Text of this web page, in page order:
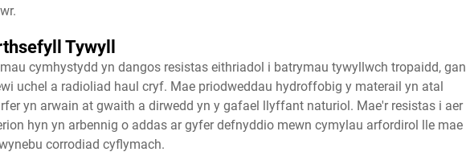
Tywyll
cymhystydd yn dangos resistas eithriadol i batrymau tywyllwch tropaidd, gan
uchel a radioliad haul cryf. Mae priodweddau hydroffobig y materail yn atal
yn arwain at gwaith a dirwedd yn y gafael llyffant naturiol. Mae'r resistas i aer
hyn yn arbennig o addas ar gyfer defnyddio mewn cymylau arfordirol lle mae
corrodiad cyflymach.